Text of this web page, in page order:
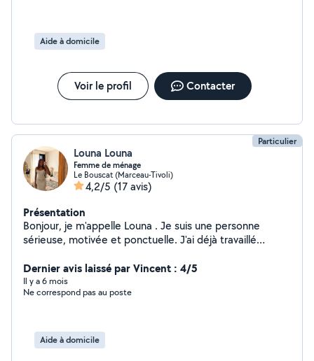
Aide à domicile
Voir le profil Contacter
Particulier
Louna Louna
Femme de ménage
Le Bouscat (Marceau-Tivoli)
4,2/5 (17 avis)
Présentation
Bonjour, je m'appelle Louna . Je suis une personne
sérieuse, motivée et ponctuelle. J'ai déjà travaillé
ménage, la vaisselle ou l'entretien. Je suis disponible
pour des missions ponctuelles à Bordeaux et aux
alentours (Le Bouscat, etc.). N'hésitez pas à me
Dernier avis laissé par Vincent : 4/5
Il y a 6 mois
Ne correspond pas au poste
Aide à domicile